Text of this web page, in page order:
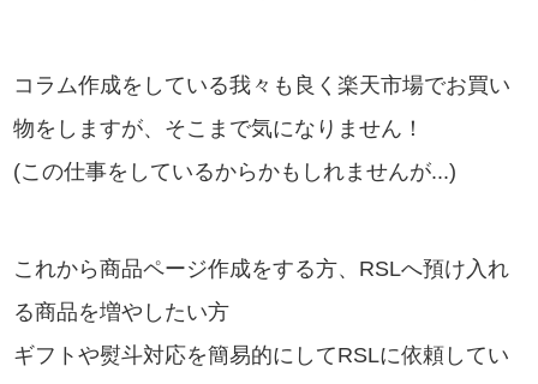
コラム作成をしている我々も良く楽天市場でお買い
物をしますが、そこまで気になりません！
(この仕事をしているからかもしれませんが...)
これから商品ページ作成をする方、RSLへ預け入れ
る商品を増やしたい方
ギフトや熨斗対応を簡易的にしてRSLに依頼してい